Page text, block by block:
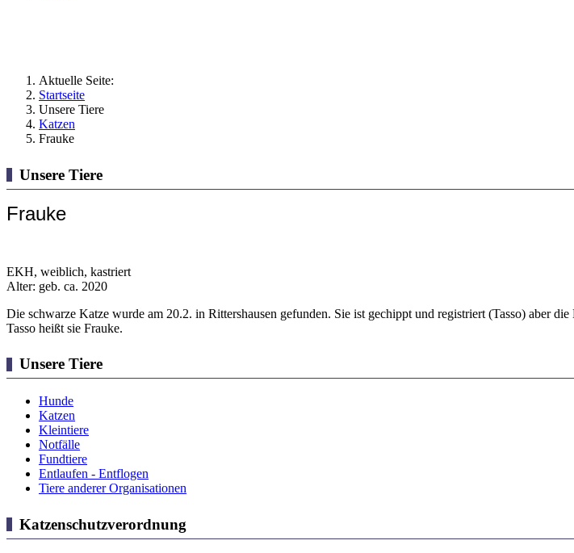
Aktuelle Seite:
Startseite
Unsere Tiere
Katzen
Frauke
Unsere Tiere
Frauke
EKH, weiblich, kastriert
Alter: geb. ca. 2020
Die schwarze Katze wurde am 20.2. in Rittershausen gefunden. Sie ist gechippt und registriert (Tasso) aber
Tasso heißt sie Frauke.
Unsere Tiere
Hunde
Katzen
Kleintiere
Notfälle
Fundtiere
Entlaufen - Entflogen
Tiere anderer Organisationen
Katzenschutzverordnung